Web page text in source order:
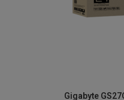
Gigabyte